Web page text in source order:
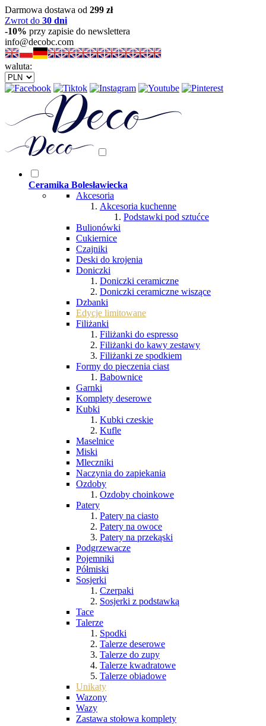
Darmowa dostawa od 299 zł
Zwrot do 30 dni
-10% przy zapisie do newslettera
info@decobc.com
waluta:
Ceramika Bolesławiecka
Akcesoria
Akcesoria kuchenne
Podstawki pod sztućce
Bulionówki
Cukiernice
Czajniki
Deski do krojenia
Doniczki
Doniczki ceramiczne
Doniczki ceramiczne wiszące
Dzbanki
Edycje limitowane
Filiżanki
Filiżanki do espresso
Filiżanki do kawy zestawy
Filiżanki ze spodkiem
Formy do pieczenia ciast
Babownice
Garnki
Komplety deserowe
Kubki
Kubki czeskie
Kufle
Maselnice
Miski
Mleczniki
Naczynia do zapiekania
Ozdoby
Ozdoby choinkowe
Patery
Patery na ciasto
Patery na owoce
Patery na przekąski
Podgrzewacze
Pojemniki
Półmiski
Sosjerki
Czerpaki
Sosjerki z podstawką
Tace
Talerze
Spodki
Talerze deserowe
Talerze do zupy
Talerze kwadratowe
Talerze obiadowe
Unikaty
Wazony
Wazy
Zastawa stołowa komplety